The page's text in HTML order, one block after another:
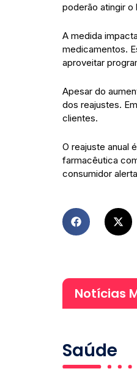
poderão atingir o
A medida
medicamentos.
aproveitar
Apesar do
dos reajustes.
clientes.
O reajuste anual
farmacêutica
consumidor
Notícias
Saúde